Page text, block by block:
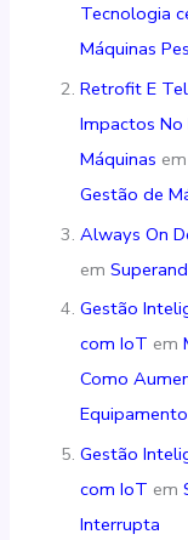
Tecnologia
Máquinas
Retrofit E
Impactos No
Máquinas
Gestão de
Always On
em
Gestão
com IoT em
Como
Gestão
com IoT em
Interrupta